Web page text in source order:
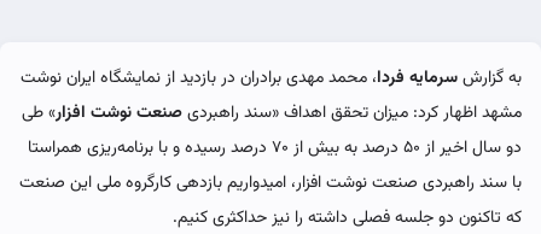
به گزارشسرمایه فردا، محمد مهدی برادران در بازدید از نمایشگاه ایران نوشت
مشهد اظهار کرد: میزان تحقق اهداف «سند راهبردیصنعت نوشت افزار» طی
دو سال اخیر از ۵۰ درصد به بیش از ۷۰ درصد رسیده و با برنامه‌ریزی همراستا
با سند راهبردی صنعت نوشت افزار، امیدواریم بازدهی کارگروه ملی این صنعت
که تاکنون دو جلسه فصلی داشته را نیز حداکثری کنیم.